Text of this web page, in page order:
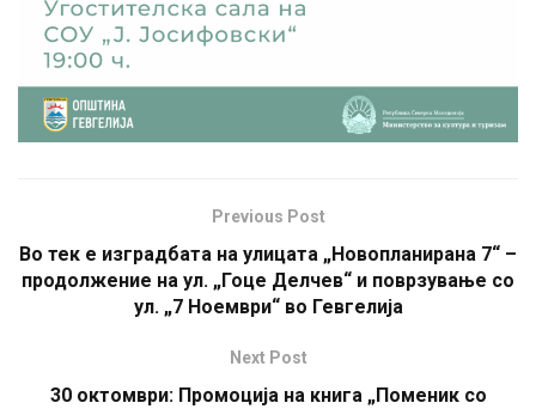
Previous Post
Во тек е изградбата на улицата „Новопланирана 7“ –
продолжение на ул. „Гоце Делчев“ и поврзување со
ул. „7 Ноември“ во Гевгелија
Next Post
30 oктомври: Промоција на книга „Поменик со